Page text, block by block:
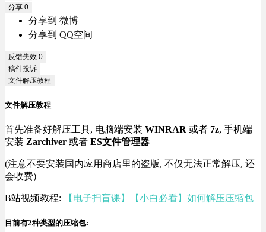
分享 0
分享到 微博
分享到 QQ空间
反馈失效 0
稿件投诉
文件解压教程
文件解压教程
首先准备好解压工具, 电脑端安装 WINRAR 或者 7z, 手机端
安装 Zarchiver 或者 ES文件管理器
(注意不要安装国内应用商店里的盗版, 不仅无法正常解压, 还
会收费)
B站视频教程: 【电子扫盲课】【小白必看】如何解压压缩包
目前有2种类型的压缩包: